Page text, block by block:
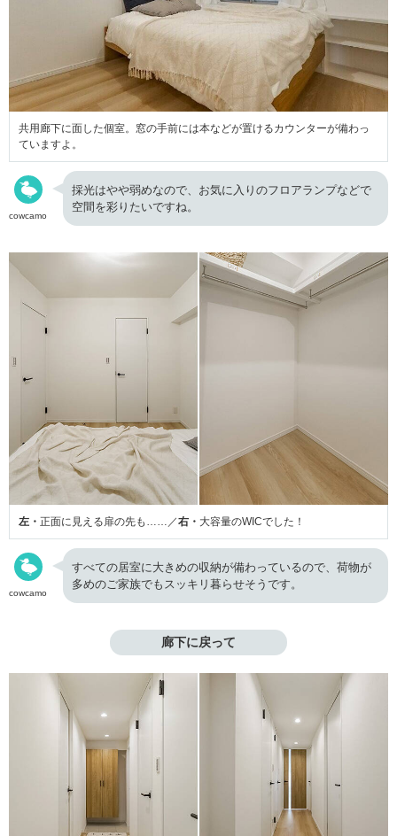
共用廊下に面した個室。窓の手前には本などが置けるカウンターが備わっ
ていますよ。
cowcamo
採光はやや弱めなので、お気に入りのフロアランプなどで
空間を彩りたいですね。
左・ 正面に見える扉の先も……／右・ 大容量のWICでした！
cowcamo
すべての居室に大きめの収納が備わっているので、荷物が
多めのご家族でもスッキリ暮らせそうです。
廊下に戻って